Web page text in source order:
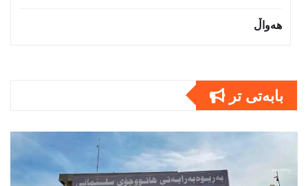
هەواڵ
بابەتى تر